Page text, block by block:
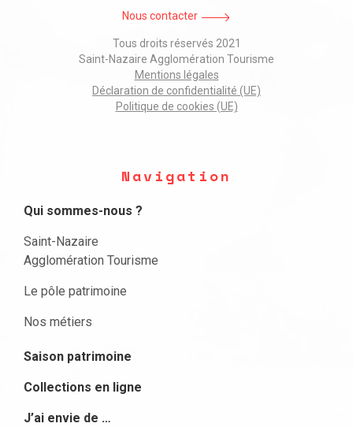
Nous contacter
Tous droits réservés 2021
Saint-Nazaire Agglomération Tourisme
Mentions légales
Déclaration de confidentialité (UE)
Politique de cookies (UE)
Navigation
Qui sommes-nous ?
Saint-Nazaire
Agglomération Tourisme
Le pôle patrimoine
Nos métiers
Saison patrimoine
Collections en ligne
J’ai envie de …